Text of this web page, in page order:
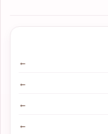
←
←
←
←